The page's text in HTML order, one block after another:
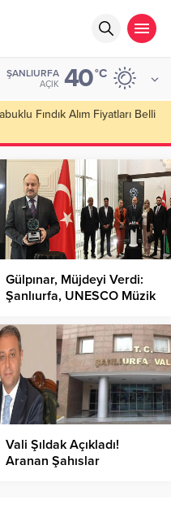
ŞANLIURFA
AÇIK 40°C
Fındık Alım Fiyatları Belli
Gülpınar, Müjdeyi Verdi:
Şanlıurfa, UNESCO Müzik
Sahipliği Yapacak!
Vali Şıldak Açıkladı!
Aranan Şahıslar